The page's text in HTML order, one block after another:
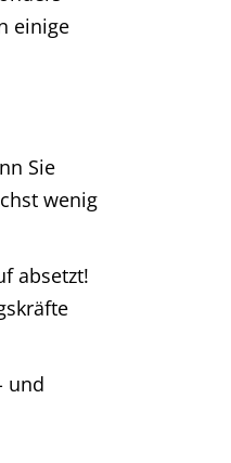
einige
Sie
wenig
absetzt!
und